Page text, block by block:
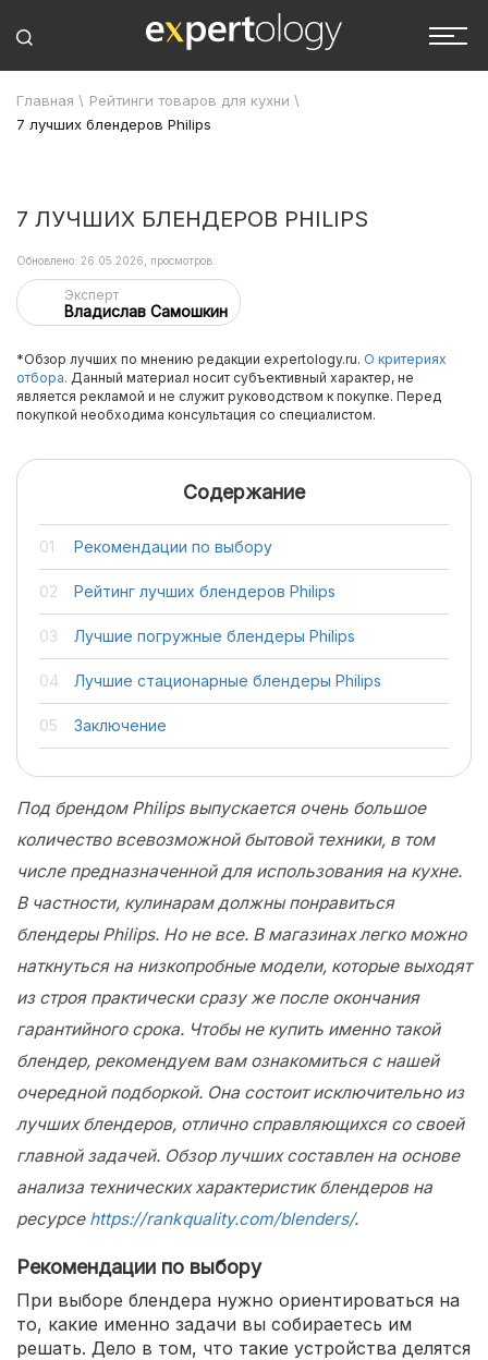
Главная \ Рейтинги товаров для кухни \
7 лучших блендеров Philips
7 ЛУЧШИХ БЛЕНДЕРОВ PHILIPS
Эксперт
Владислав Самошкин
Обновлено: 26.05.2026, просмотров:
*Обзор лучших по мнению редакции expertology.ru. О критериях
отбора. Данный материал носит субъективный характер, не
является рекламой и не служит руководством к покупке. Перед
покупкой необходима консультация со специалистом.
Содержание
Рекомендации по выбору
Рейтинг лучших блендеров Philips
Лучшие погружные блендеры Philips
Лучшие стационарные блендеры Philips
Заключение
Под брендом Philips выпускается очень большое
количество всевозможной бытовой техники, в том
числе предназначенной для использования на кухне.
В частности, кулинарам должны понравиться
блендеры Philips. Но не все. В магазинах легко можно
наткнуться на низкопробные модели, которые выходят
из строя практически сразу же после окончания
гарантийного срока. Чтобы не купить именно такой
блендер, рекомендуем вам ознакомиться с нашей
очередной подборкой. Она состоит исключительно из
лучших блендеров, отлично справляющихся со своей
главной задачей. Обзор лучших составлен на основе
анализа технических характеристик блендеров на
ресурсе https://rankquality.com/blenders/.
Рекомендации по выбору
При выборе блендера нужно ориентироваться на
то, какие именно задачи вы собираетесь им
решать. Дело в том, что такие устройства делятся